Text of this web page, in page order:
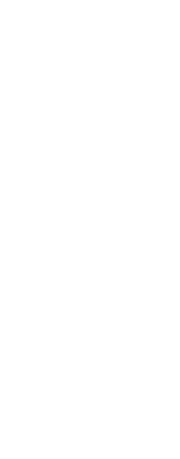
|
Score